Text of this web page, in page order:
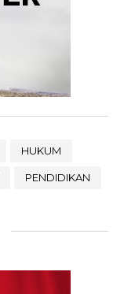
HUKUM
PENDIDIKAN